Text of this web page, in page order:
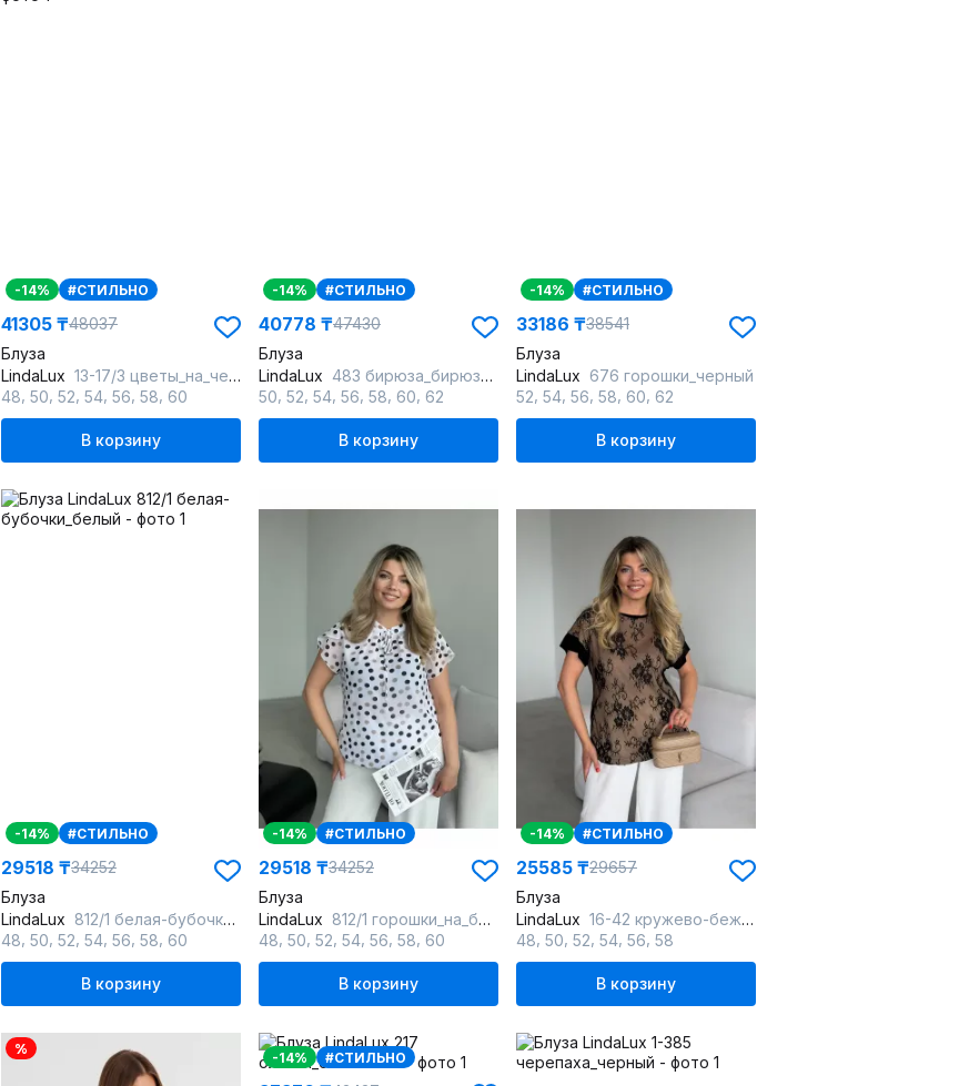
-14% #СТИЛЬНО
41305 ₸48037
Блуза
LindaLux 13-17/3 цветы_на_черном_черный
48 50 52 54 56 58 60
В корзину
-14% #СТИЛЬНО
40778 ₸47430
Блуза
LindaLux 483 бирюза_бирюзовый
50 52 54 56 58 60 62
В корзину
-14% #СТИЛЬНО
33186 ₸38541
Блуза
LindaLux 676 горошки_черный
52 54 56 58 60 62
В корзину
-14% #СТИЛЬНО
29518 ₸34252
Блуза
LindaLux 812/1 белая-бубочки_белый
48 50 52 54 56 58 60
В корзину
-14% #СТИЛЬНО
29518 ₸34252
Блуза
LindaLux 812/1 горошки_на_бе_белый
48 50 52 54 56 58 60
В корзину
-14% #СТИЛЬНО
25585 ₸29657
Блуза
LindaLux 16-42 кружево-бежевый_черный_бежевый
48 50 52 54 56 58
В корзину
%
-14% #СТИЛЬНО